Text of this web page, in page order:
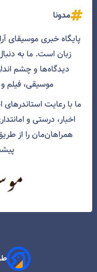
مدونا
پایگاه خبری موسیقای
زبان است. ما به
دیدگاه‌ها و چشم
موسیقی، فیلم
ما با رعایت استاندرهای
اخبار، درستی و
همراهان‌مان را از